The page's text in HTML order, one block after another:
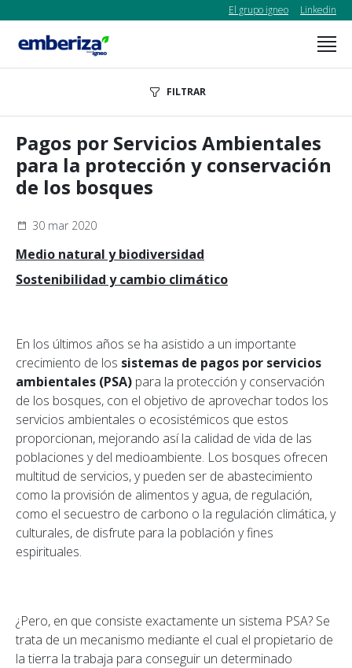
El grupo igneo Linkedin
FILTRAR
Pagos por Servicios Ambientales
para la protección y conservación
de los bosques
30 mar 2020
Medio natural y biodiversidad
Sostenibilidad y cambio climático
En los últimos años se ha asistido a un importante
crecimiento de los sistemas de pagos por servicios
ambientales (PSA) para la protección y conservación
de los bosques, con el objetivo de aprovechar todos los
servicios ambientales o ecosistémicos que estos
proporcionan, mejorando así la calidad de vida de las
poblaciones y del medioambiente. Los bosques ofrecen
multitud de servicios, y pueden ser de abastecimiento
como la provisión de alimentos y agua, de regulación,
como el secuestro de carbono o la regulación climática, y
culturales, de disfrute para la población y fines
espirituales.
¿Pero, en que consiste exactamente un sistema PSA? Se
trata de un mecanismo mediante el cual el propietario de
la tierra la trabaja para conseguir un determinado